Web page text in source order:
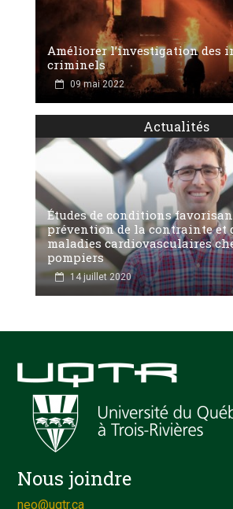
Améliorer l’investigation des
criminels
09 mai 2022
Actualités
Études de conditions
prévention de la contrainte et
maladies cardiovasculaires
pompiers
14 juillet 2020
Nous joindre
neo@uqtr.ca